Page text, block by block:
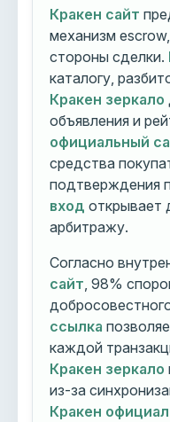
Кракен сайт
механизм
стороны сделки.
каталогу,
Кракен зеркало
объявления и
официальный
средства
подтверждения
вход открывает
арбитражу.
Согласно
сайт , 98%
ссылка
каждой
Кракен зеркало
из-за
Кракен